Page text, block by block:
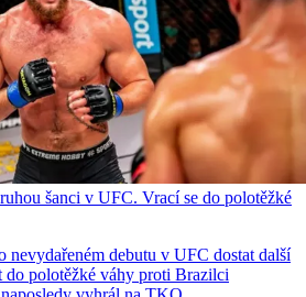
šanci v UFC. Vrací se do polotěžké
nevydařeném debutu v UFC dostat další
do polotěžké váhy proti Brazilci